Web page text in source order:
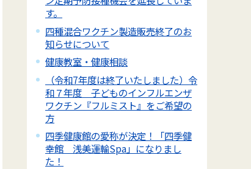
す。
四種混合ワクチン製造販売終了のお
知らせについて
健康教室・健康相談
（令和7年度は終了いたしました）令
和７年度 子どものインフルエンザ
ワクチン『フルミスト』をご希望の
方
四季健康館の愛称が決定！「四季健
幸館 浅美運輸Spa」になりまし
た！